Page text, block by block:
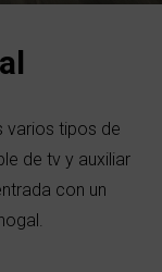
varios tipos de
de tv y auxiliar
con un